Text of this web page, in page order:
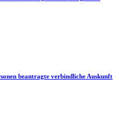
beantragte verbindliche Auskunft